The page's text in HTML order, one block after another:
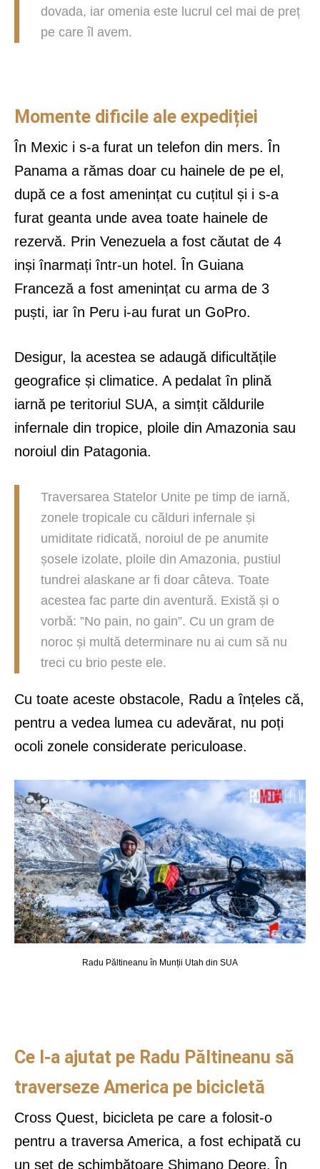
dovada, iar omenia este lucrul cel mai de preț
pe care îl avem.
Momente dificile ale expediției
În Mexic i s-a furat un telefon din mers. În
Panama a rămas doar cu hainele de pe el,
după ce a fost amenințat cu cuțitul și i s-a
furat geanta unde avea toate hainele de
rezervă. Prin Venezuela a fost căutat de 4
inși înarmați într-un hotel. În Guiana
Franceză a fost amenințat cu arma de 3
puști, iar în Peru i-au furat un GoPro.
Desigur, la acestea se adaugă dificultățile
geografice și climatice. A pedalat în plină
iarnă pe teritoriul SUA, a simțit căldurile
infernale din tropice, ploile din Amazonia sau
noroiul din Patagonia.
Traversarea Statelor Unite pe timp de iarnă,
zonele tropicale cu călduri infernale și
umiditate ridicată, noroiul de pe anumite
șosele izolate, ploile din Amazonia, pustiul
tundrei alaskane ar fi doar câteva. Toate
acestea fac parte din aventură. Există și o
vorbă: ”No pain, no gain”. Cu un gram de
noroc și multă determinare nu ai cum să nu
treci cu brio peste ele.
Cu toate aceste obstacole, Radu a înțeles că,
pentru a vedea lumea cu adevărat, nu poți
ocoli zonele considerate periculoase.
Radu Păltineanu în Munții Utah din SUA
Ce l-a ajutat pe Radu Păltineanu să
traverseze America pe bicicletă
Cross Quest, bicicleta pe care a folosit-o
pentru a traversa America, a fost echipată cu
un set de schimbătoare Shimano Deore. În